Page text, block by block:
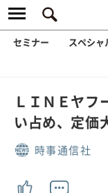
セミナー スペシャ
ＬＩＮＥヤフ
い占め、定価
時事通信社